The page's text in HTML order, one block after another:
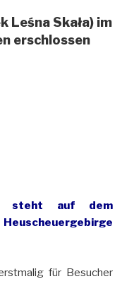
Leśna Skała) im
erschlossen
steht auf dem
für Besucher